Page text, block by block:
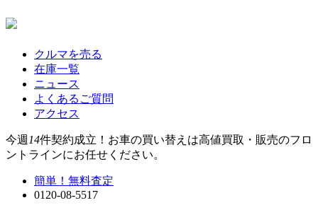
クルマを売る
在庫一覧
ニュース
よくあるご質問
アクセス
今週 14件契約成立！お車の買い替えは高値買取・販売のフロ
ントラインにお任せください。
簡単！無料査定
0120-08-5517